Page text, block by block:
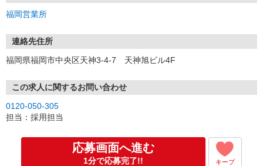
①応募から3営業日を目安に、メールorお電話でご連絡します。
★スマホでWEB面接（LINEなど）・出張面接・事務所面接と選べま
す
③面接実施（履歴書不要）
※ご希望があれば、職場見学の調整もOKです！
お気軽にご応募ください♪
福岡営業所
連絡先住所
福岡県福岡市中央区天神3-4-7 天神旭ビル4F
この求人に関するお問い合わせ
0120-050-305
担当：採用担当
応募画面へ進む
1分で応募完了!! キープ